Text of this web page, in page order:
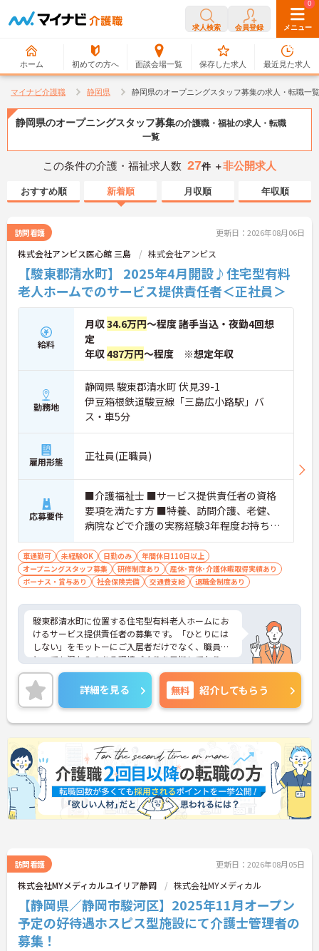
求人検索 会員登録 メニュー
ホーム 初めての方へ 面談会場一覧
0
保存した求人
0
最近見た求人
マイナビ介護職 静岡県 静岡県のオープニングスタッフ募集の求人・転職一覧
静岡県のオープニングスタッフ募集の介護職・福祉の求人・転職
一覧
この条件の介護・福祉求人数 27件 ＋非公開求人
おすすめ順 新着順 月収順 年収順
訪問看護 更新日：2026年08月06日
株式会社アンビス医心館 三島 株式会社アンビス
【駿東郡清水町】 2025年4月開設♪住宅型有料
老人ホームでのサービス提供責任者＜正社員＞
給料
月収34.6万円～程度 諸手当込・夜勤4回想
定
年収487万円～程度 ※想定年収
勤務地
静岡県 駿東郡清水町 伏見39-1
伊豆箱根鉄道駿豆線「三島広小路駅」バ
ス・車5分
雇用形態 正社員(正職員)
応募要件
■介護福祉士 ■サービス提供責任者の資格
要項を満たす方 ■特養、訪問介護、老健、
病院などで介護の実務経験3年程度お持ちの
方 ※サービス提供責任者未経験も可（サ責
未経験スタートの実績多数）
車通勤可 未経験OK 日勤のみ
年間休日110日以上
オープニングスタッフ募集
研修制度あり
産休･育休･介護休暇取得実績あり
ボーナス・賞与あり
社会保険完備 交通費支給 退職金制度あり
駿東郡清水町に位置する住宅型有料老人ホームにお
けるサービス提供責任者の募集です。「ひとりには
しない」をモットーにご入居者だけでなく、職員に
とっても温かみのある環境づくりを目指しており、
ご利用者一人ひとりに寄り添ってサービスを提供し
ていただける方を募集しています。サービス提供責
任者の経験がなくスタートされた方も多数いらっし
ゃいます。
ご興味のある方には、面接対策ポイントなど、さら
に詳細をお話しいたしますのでお気軽にご相談くだ
さい！
詳細を見る 無料 紹介してもらう
訪問看護 更新日：2026年08月05日
株式会社MYメディカルユイリア静岡 株式会社MYメディカル
【静岡県／静岡市駿河区】2025年11月オープン
予定の好待遇ホスピス型施設にて介護士管理者の
募集！